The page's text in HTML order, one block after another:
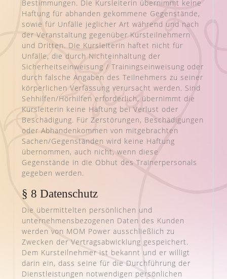
Bestimmungen. Die Kursleiterin übernimmt keine
Haftung für abhanden gekommene Gegenstände,
sowie für Unfälle jeglicher Art während und nach
der Veranstaltung gegenüber Kursteilnehmern
und Dritten. Die Kursleiterin haftet nicht für
Unfälle, die durch Nichteinhaltung der
Sicherheitseinweisung / Trainingseinweisung oder
durch falsche Angaben des Teilnehmers zu seiner
körperlichen Verfassung verursacht werden. Sind
Sehhilfen/Hörhilfen erforderlich, übernimmt die
Kursleiterin keine Haftung bei Verlust oder
Beschädigung. Für Zerstörungen, Beschädigungen
oder Abhandenkommen von mitgebrachten
Sachen/Gegenständen wird keine Haftung
übernommen, auch nicht, wenn diese
Gegenstände in die Obhut des Trainerpersonals
gegeben werden.
§ 8 Datenschutz
Die übermittelten persönlichen und
unternehmensbezogenen Daten des Kunden
werden von MOM Power ausschließlich zu
Zwecken der Vertragsabwicklung gespeichert.
Dem Kursteilnehmer ist bekannt und er willigt
darin ein, dass seine für die Durchführung der
Dienstleistungen notwendigen persönlichen